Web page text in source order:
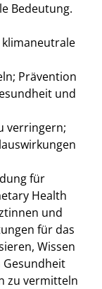
Bedeutung.
Prävention
und
verringern;
für
Health
und
für das
Wissen
Gesundheit
zu vermitteln